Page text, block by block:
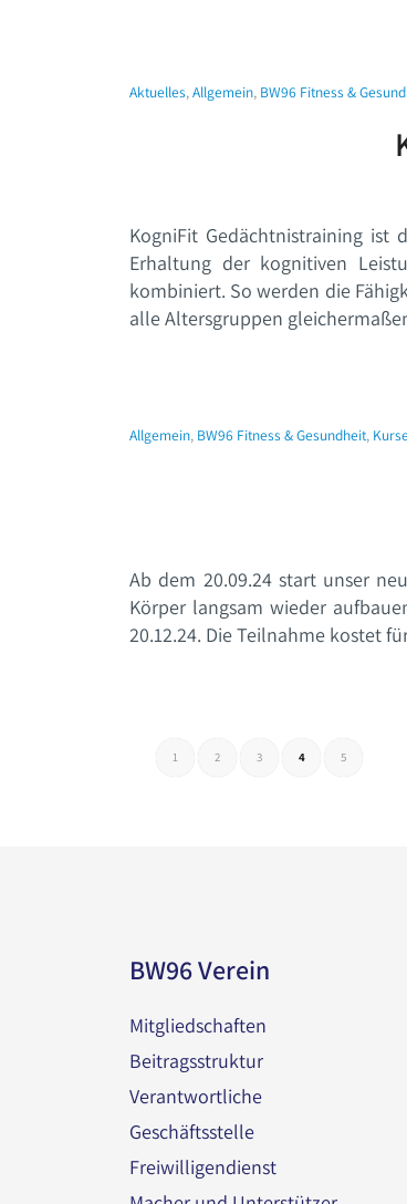
Aktuelles,Allgemein, BW96 Fitness &
KogniFit Gedächtnistraining ist
Erhaltung der kognitiven
kombiniert. So werden die
alle Altersgruppen
Allgemein, BW96 Fitness & Gesundheit, Kurse
Ab dem 20.09.24 start unser
Körper langsam wieder
20.12.24. Die Teilnahme kostet
1 2 3 4 5
BW96 Verein
Mitgliedschaften
Beitragsstruktur
Verantwortliche
Geschäftsstelle
Freiwilligendienst